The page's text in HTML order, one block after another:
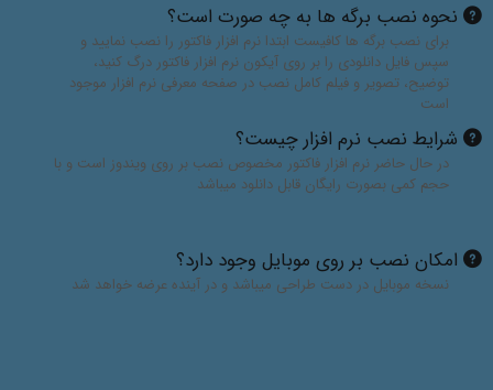
نحوه نصب برگه ها به چه صورت است؟
برای نصب برگه ها کافیست ابتدا نرم افزار فاکتور را نصب نمایید و
سپس فایل دانلودی را بر روی آیکون نرم افزار فاکتور درگ کنید،
توضیح، تصویر و فیلم کامل نصب در صفحه معرفی نرم افزار موجود
است
شرایط نصب نرم افزار چیست؟
در حال حاضر نرم افزار فاکتور مخصوص نصب بر روی ویندوز است و با
حجم کمی بصورت رایگان قابل دانلود میباشد
امکان نصب بر روی موبایل وجود دارد؟
نسخه موبایل در دست طراحی میباشد و در آینده عرضه خواهد شد